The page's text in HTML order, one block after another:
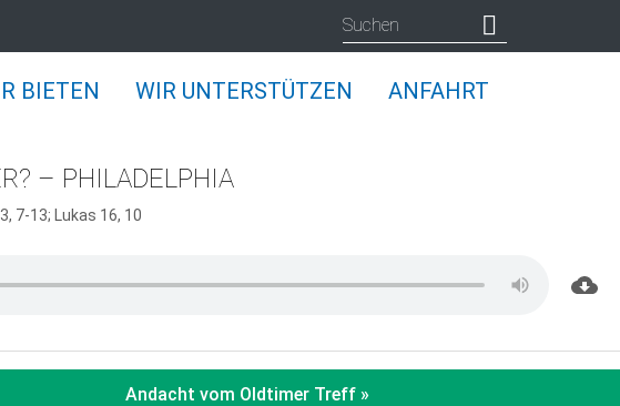
BIETEN WIR UNTERSTÜTZEN ANFAHRT
– PHILADELPHIA
7-13; Lukas 16, 10
Andacht vom Oldtimer Treff »